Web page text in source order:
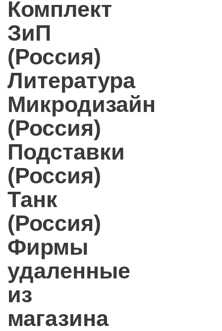
Комплект
ЗиП
(Россия)
Литература
Микродизайн
(Россия)
Подставки
(Россия)
Танк
(Россия)
Фирмы
удаленные
из
магазина